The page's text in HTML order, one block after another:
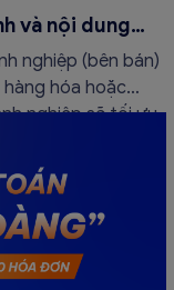
và nội dung
nghiệp (bên bán)
hóa hoặc
nghiệp sẽ tối ưu
án phạt hành